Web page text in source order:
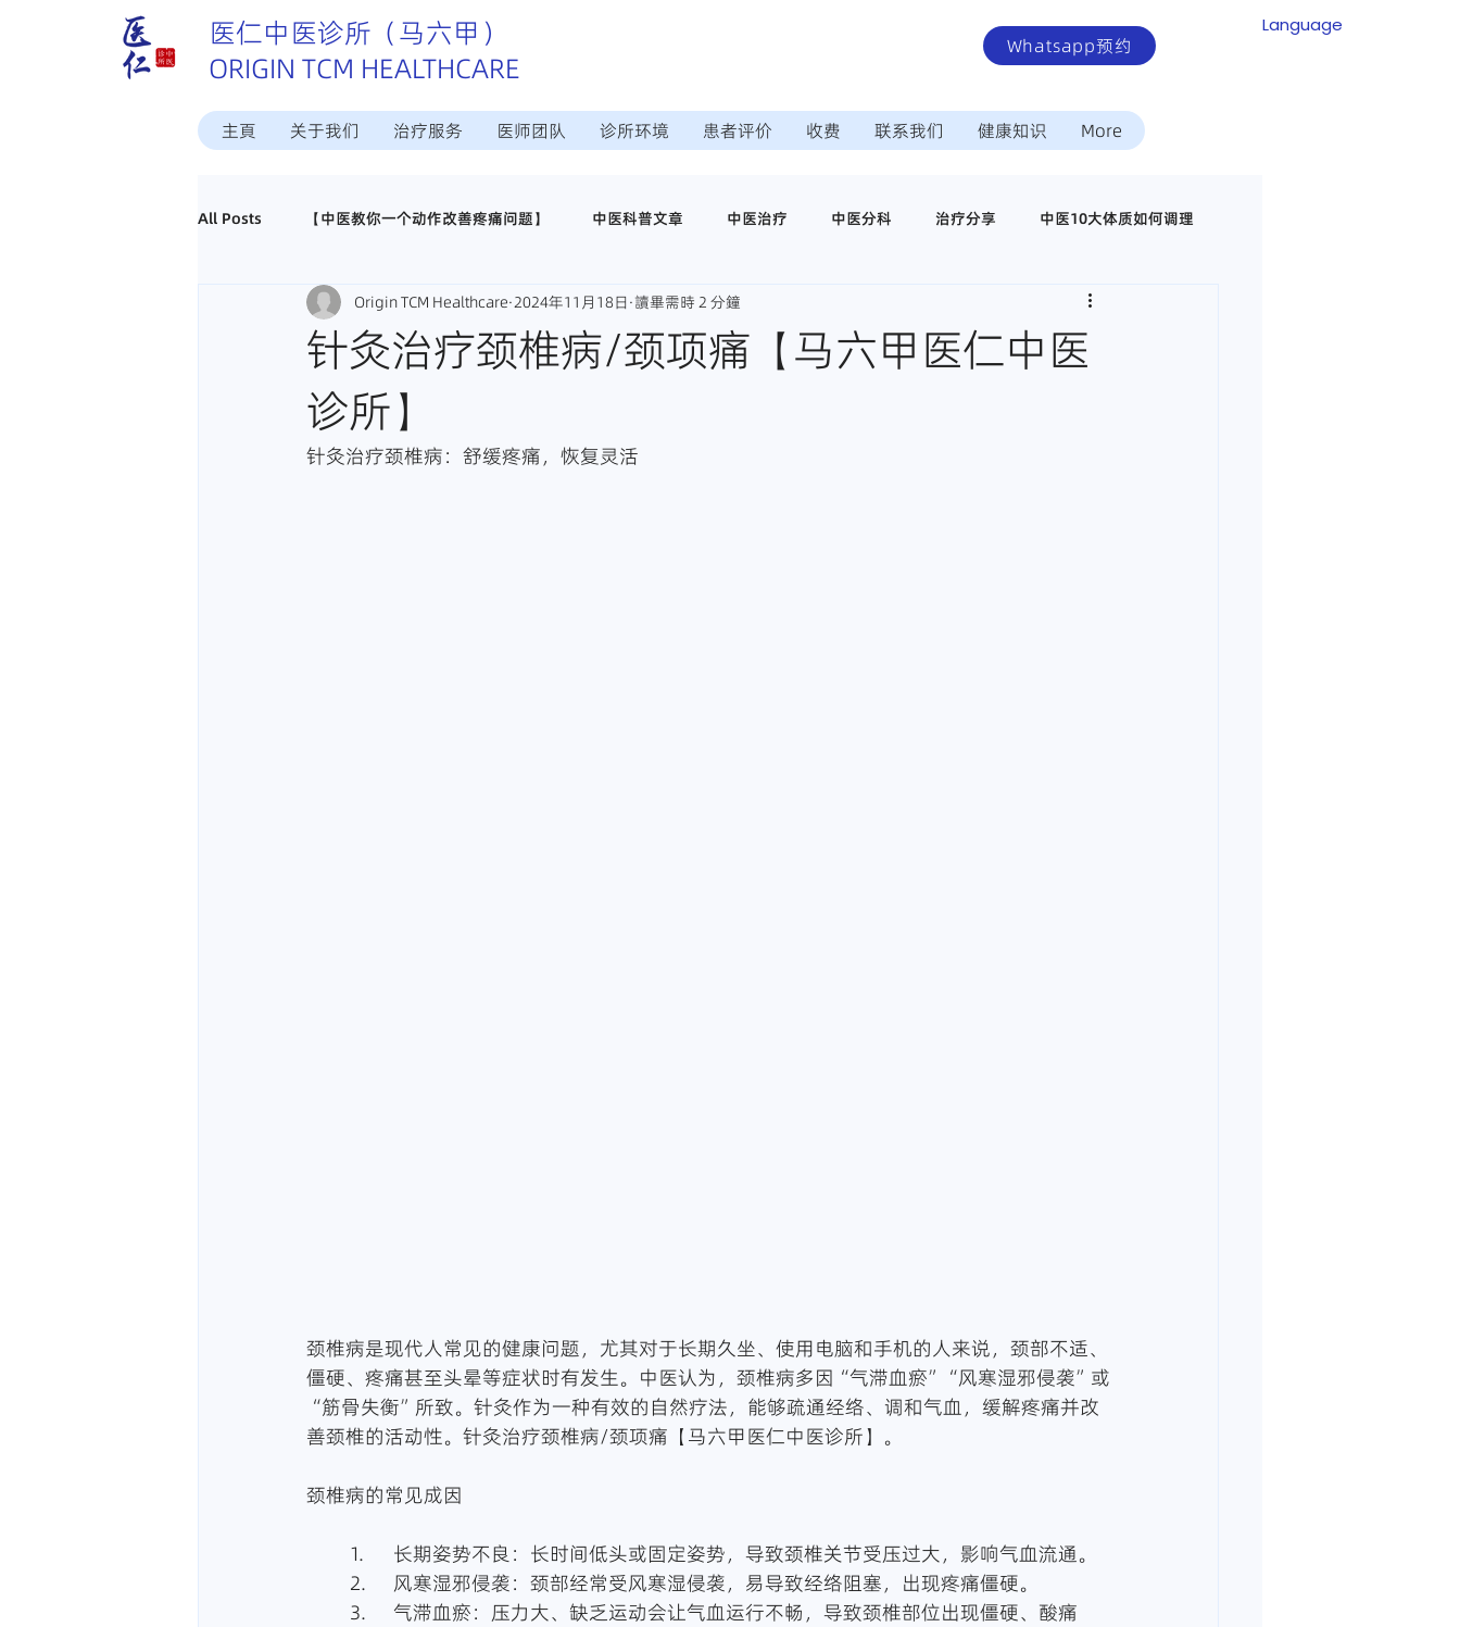
医仁中医诊所（马六甲）
ORIGIN TCM HEALTHCARE
Whatsapp预约
Language
主頁 关于我们 治疗服务 医师团队 诊所环境 患者评价 收费 联系我们 健康知识 More
All Posts 【中医教你一个动作改善疼痛问题】 中医科普文章 中医治疗 中医分科 治疗分享 中医10大体质如何调理
这个病中医怎样治？ 中医调理治疗 日常调理保养 中医穴位养生 中医调理代谢疾病
真实好评分享 招聘马六甲中医师
针灸治疗颈椎病/颈项痛【马六甲医仁中医
诊所】
Origin TCM Healthcare 2024年11月18日 讀畢需時 2 分鐘
针灸治疗颈椎病：舒缓疼痛，恢复灵活
颈椎病是现代人常见的健康问题，尤其对于长期久坐、使用电脑和手机的人来说，颈部不适、
僵硬、疼痛甚至头晕等症状时有发生。中医认为，颈椎病多因“气滞血瘀”“风寒湿邪侵袭”或
“筋骨失衡”所致。针灸作为一种有效的自然疗法，能够疏通经络、调和气血，缓解疼痛并改
善颈椎的活动性。针灸治疗颈椎病/颈项痛【马六甲医仁中医诊所】。
颈椎病的常见成因
	1.	长期姿势不良：长时间低头或固定姿势，导致颈椎关节受压过大，影响气血流通。
	2.	风寒湿邪侵袭：颈部经常受风寒湿侵袭，易导致经络阻塞，出现疼痛僵硬。